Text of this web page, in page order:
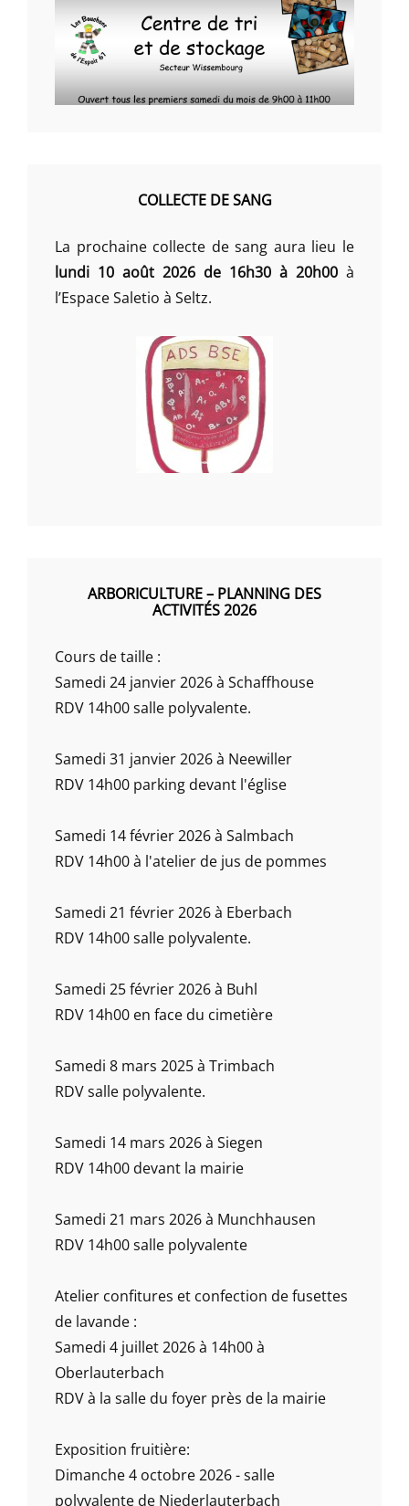
COLLECTE DE SANG
La prochaine collecte de sang aura lieu le
lundi 10 août 2026 de 16h30 à 20h00 à
l’Espace Saletio à Seltz.
ARBORICULTURE – PLANNING DES
ACTIVITÉS 2026
Cours de taille :
Samedi 24 janvier 2026 à Schaffhouse
RDV 14h00 salle polyvalente.
Samedi 31 janvier 2026 à Neewiller
RDV 14h00 parking devant l'église
Samedi 14 février 2026 à Salmbach
RDV 14h00 à l'atelier de jus de pommes
Samedi 21 février 2026 à Eberbach
RDV 14h00 salle polyvalente.
Samedi 25 février 2026 à Buhl
RDV 14h00 en face du cimetière
Samedi 8 mars 2025 à Trimbach
RDV salle polyvalente.
Samedi 14 mars 2026 à Siegen
RDV 14h00 devant la mairie
Samedi 21 mars 2026 à Munchhausen
RDV 14h00 salle polyvalente
Atelier confitures et confection de fusettes
de lavande :
Samedi 4 juillet 2026 à 14h00 à
Oberlauterbach
RDV à la salle du foyer près de la mairie
Exposition fruitière:
Dimanche 4 octobre 2026 - salle
polyvalente de Niederlauterbach